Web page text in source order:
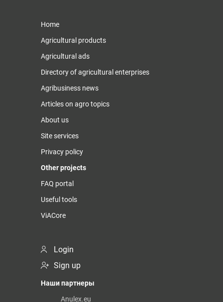
Home
Agricultural products
Agricultural ads
Directory of agricultural enterprises
Agribusiness news
Articles on agro topics
About us
Site services
Privacy policy
Other projects
FAQ portal
Useful tools
ViACore
Login
Sign up
Наши партнеры
Anulex.eu